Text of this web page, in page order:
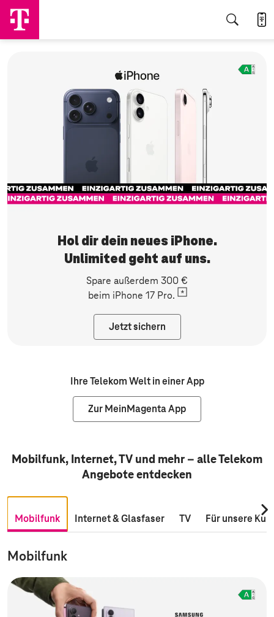
Hol dir dein neues iPhone.
Unlimited geht auf uns.
Spare außerdem 300 €
beim iPhone 17 Pro.
Jetzt sichern
Ihre Telekom Welt in einer App
Zur MeinMagenta App
Mobilfunk, Internet, TV und mehr – alle Telekom
Angebote entdecken
Mobilfunk Internet & Glasfaser TV Für unsere
Mobilfunk